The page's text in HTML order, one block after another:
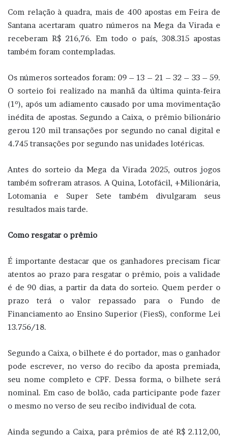
Com relação à quadra, mais de 400 apostas em Feira de
Santana acertaram quatro números na Mega da Virada e
receberam R$ 216,76. Em todo o país, 308.315 apostas
também foram contempladas.
Os números sorteados foram: 09 – 13 – 21 – 32 – 33 – 59.
O sorteio foi realizado na manhã da última quinta-feira
(1º), após um adiamento causado por uma movimentação
inédita de apostas. Segundo a Caixa, o prêmio bilionário
gerou 120 mil transações por segundo no canal digital e
4.745 transações por segundo nas unidades lotéricas.
Antes do sorteio da Mega da Virada 2025, outros jogos
também sofreram atrasos. A Quina, Lotofácil, +Milionária,
Lotomania e Super Sete também divulgaram seus
resultados mais tarde.
Como resgatar o prêmio
É importante destacar que os ganhadores precisam ficar
atentos ao prazo para resgatar o prêmio, pois a validade
é de 90 dias, a partir da data do sorteio. Quem perder o
prazo terá o valor repassado para o Fundo de
Financiamento ao Ensino Superior (FiesS), conforme Lei
13.756/18.
Segundo a Caixa, o bilhete é do portador, mas o ganhador
pode escrever, no verso do recibo da aposta premiada,
seu nome completo e CPF. Dessa forma, o bilhete será
nominal. Em caso de bolão, cada participante pode fazer
o mesmo no verso de seu recibo individual de cota.
Ainda segundo a Caixa, para prêmios de até R$ 2.112,00,